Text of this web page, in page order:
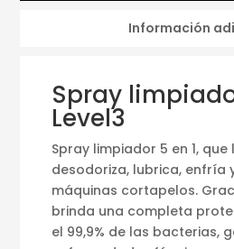
Información
Spray
Level3
Spray limpiador 5 en 1, que
desodoriza, lubrica, enfría
máquinas cortapelos.
brinda una completa
el 99,9% de las bacterias,